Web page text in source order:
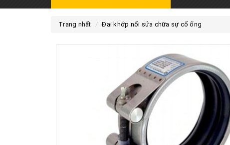
Trang nhất Đai khớp nối sửa chữa sự cố ống